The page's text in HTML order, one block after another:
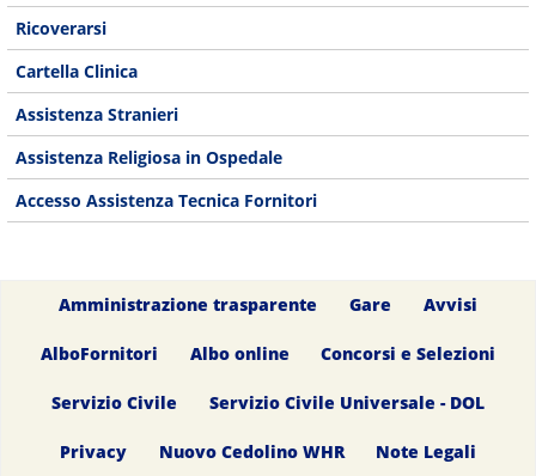
Ricoverarsi
Cartella Clinica
Assistenza Stranieri
Assistenza Religiosa in Ospedale
Accesso Assistenza Tecnica Fornitori
Amministrazione trasparente Gare Avvisi
AlboFornitori Albo online Concorsi e Selezioni
Servizio Civile Servizio Civile Universale - DOL
Privacy Nuovo Cedolino WHR Note Legali